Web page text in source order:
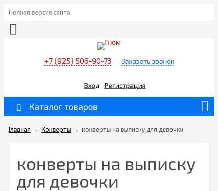
Полная версия сайта
+7 (925) 506-90-73 Заказать звонок
Вход Регистрация
Каталог товаров
Главная → Конверты → конверты на выписку для девочки
конверты на выписку
для девочки